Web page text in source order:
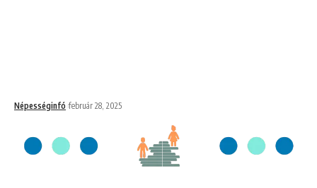
Népességinfó február 28, 2025